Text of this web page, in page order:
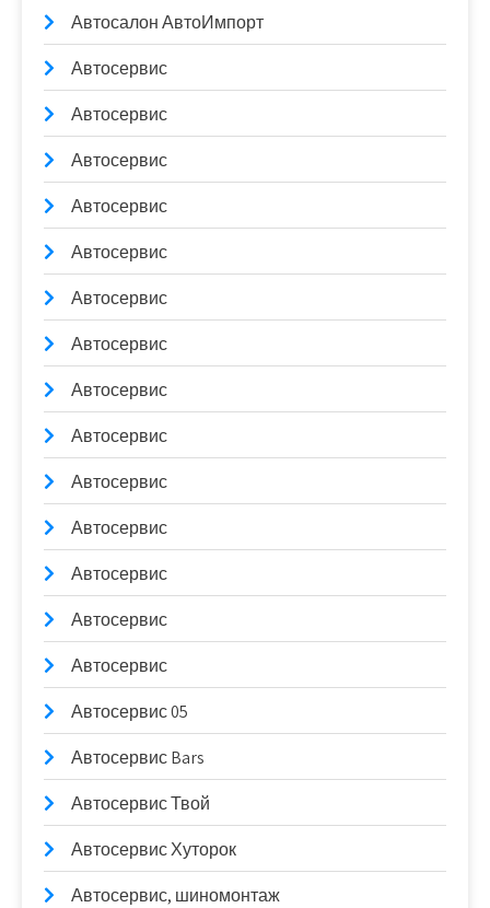
Автосалон АвтоИмпорт
Автосервис
Автосервис
Автосервис
Автосервис
Автосервис
Автосервис
Автосервис
Автосервис
Автосервис
Автосервис
Автосервис
Автосервис
Автосервис
Автосервис
Автосервис 05
Автосервис Bars
Автосервис Твой
Автосервис Хуторок
Автосервис, шиномонтаж